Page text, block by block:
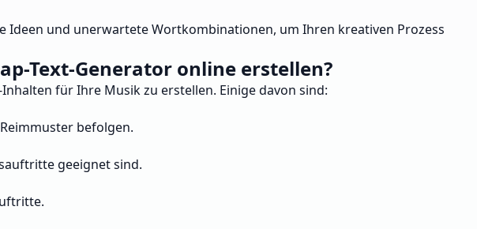
Ideen und unerwartete Wortkombinationen, um Ihren kreativen Prozess
Text-Generator online erstellen?
für Ihre Musik zu erstellen. Einige davon sind:
befolgen.
geeignet sind.